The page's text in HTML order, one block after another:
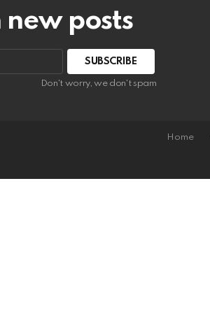
new posts
Don't worry, we don't spam
Home